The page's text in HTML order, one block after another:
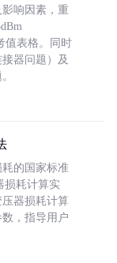
响因素，重
值表格。同时
器问题）及
的国家标准
损耗计算实
器损耗计算
数，指导用户